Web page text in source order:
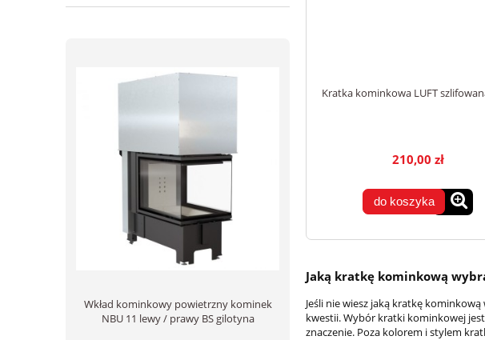
Wkład kominkowy powietrzny kominek
NBU 11 lewy / prawy BS gilotyna
Kratka kominkowa LUFT
210,00 zł
do koszyka
Jaką kratkę kominkową
Jeśli nie wiesz jaką kratkę
kwestii. Wybór kratki kominkowej
znaczenie. Poza kolorem i stylem